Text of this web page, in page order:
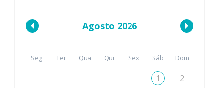
Agosto 2026
Seg Ter Qua Qui Sex Sáb Dom
1 2